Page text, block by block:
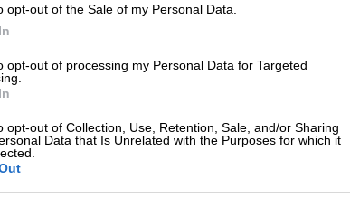
opt-out of the Sale of my Personal Data.
opt-out of processing my Personal Data for Targeted
opt-out of Collection, Use, Retention, Sale, and/or Sharing
Data that Is Unrelated with the Purposes for which it
προβληματίσει. Δεν είναι δυνατόν
με μικρότερο κόστος», δήλωσε.
, υπάρχουν περιστατικά όπου σημειώθηκε
δεν μπορούν να επανέλθουν